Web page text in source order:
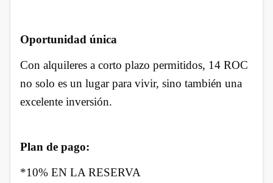
Oportunidad única
Con alquileres a corto plazo permitidos, 14 ROC
no solo es un lugar para vivir, sino también una
excelente inversión.
Plan de pago:
*10% EN LA RESERVA